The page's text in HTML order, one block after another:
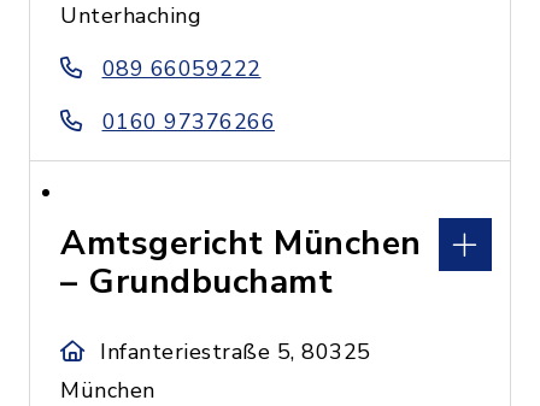
Unterhaching
089 66059222
0160 97376266
Amtsgericht München
– Grundbuchamt
Infanteriestraße 5, 80325
München